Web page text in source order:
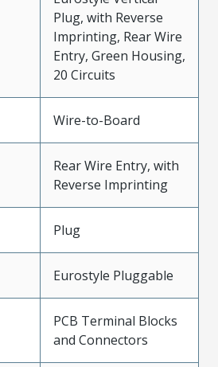
Plug, with Reverse
Imprinting, Rear Wire
Entry, Green Housing,
20 Circuits
Wire-to-Board
Rear Wire Entry, with
Reverse Imprinting
Plug
Eurostyle Pluggable
PCB Terminal Blocks
and Connectors